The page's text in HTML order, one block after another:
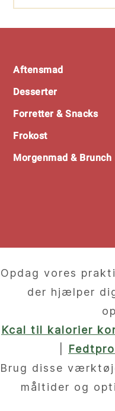
Aftensmad
Desserter
Forretter & Snacks
Frokost
Morgenmad & Brunch
Opdag vores
der hjælper
Kcal til kalorier
Brug disse
måltider og